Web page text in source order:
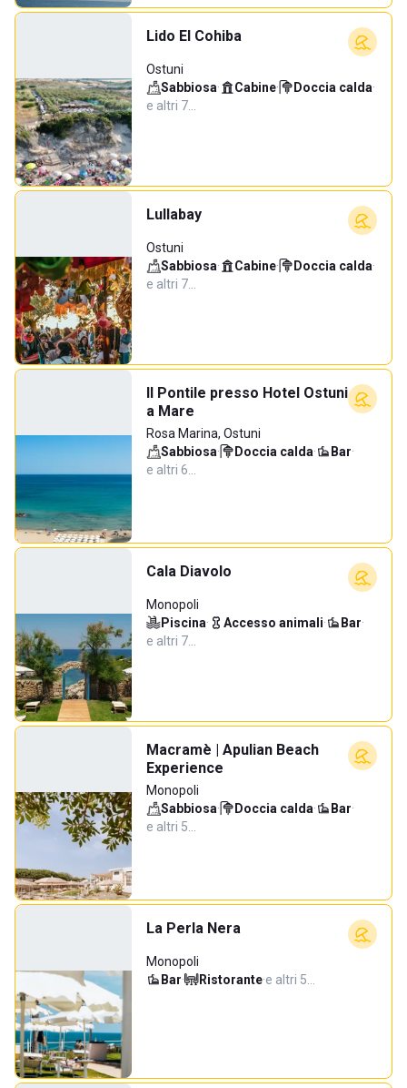
Lido El Cohiba
Ostuni
Sabbiosa· Cabine· Doccia calda·
e altri 7…
Lullabay
Ostuni
Sabbiosa· Cabine· Doccia calda·
e altri 7…
Il Pontile presso Hotel Ostuni
a Mare
Rosa Marina, Ostuni
Sabbiosa· Doccia calda· Bar·
e altri 6…
Cala Diavolo
Monopoli
Piscina· Accesso animali· Bar·
e altri 7…
Macramè | Apulian Beach
Experience
Monopoli
Sabbiosa· Doccia calda· Bar·
e altri 5…
La Perla Nera
Monopoli
Bar· Ristorante·e altri 5…